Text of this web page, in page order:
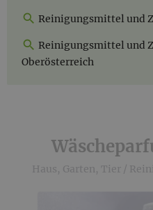
Reinigungsmittel und
Reinigungsmittel und
Oberösterreich
Haus, Garten, Tier /